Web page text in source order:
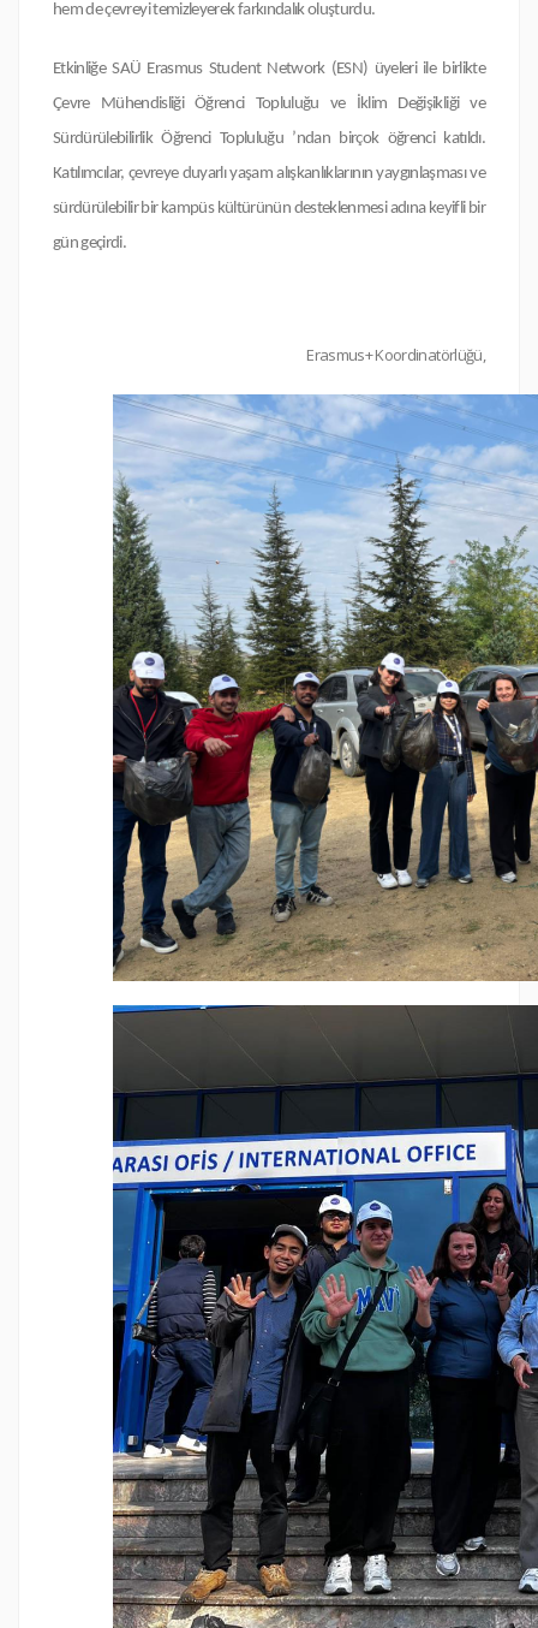
hem de çevreyi temizleyerek farkındalık oluşturdu.
Etkinliğe SAÜ Erasmus Student Network (ESN) üyeleri ile birlikte
Çevre Mühendisliği Öğrenci Topluluğu ve İklim Değişikliği ve
Sürdürülebilirlik Öğrenci Topluluğu ’ndan birçok öğrenci katıldı.
Katılımcılar, çevreye duyarlı yaşam alışkanlıklarının yaygınlaşması ve
sürdürülebilir bir kampüs kültürünün desteklenmesi adına keyifli bir
gün geçirdi.
Erasmus+ Koordinatörlüğü,